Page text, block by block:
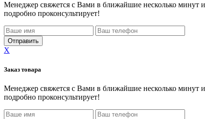
Менеджер свяжется с Вами в ближайшие несколько минут и
подробно проконсультирует!
X
Заказ товара
Менеджер свяжется с Вами в ближайшие несколько минут и
подробно проконсультирует!